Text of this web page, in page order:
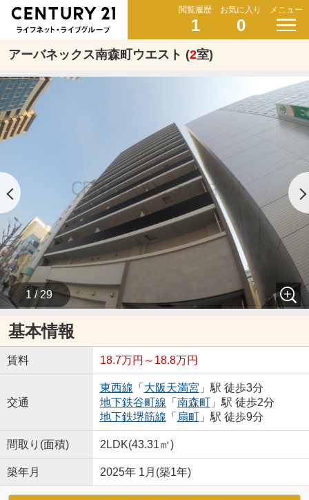
閲覧履歴
1
お気に入り
0
メニュー
アーバネックス南森町ウエスト (2室)
1 / 29
基本情報
賃料 18.7万円～18.8万円
交通
東西線 「 大阪天満宮 」駅 徒歩3分
地下鉄谷町線 「 南森町」駅 徒歩2分
地下鉄堺筋線 「 扇町」駅 徒歩9分
間取り(面積) 2LDK(43.31㎡)
築年月 2025年 1月(築1年)